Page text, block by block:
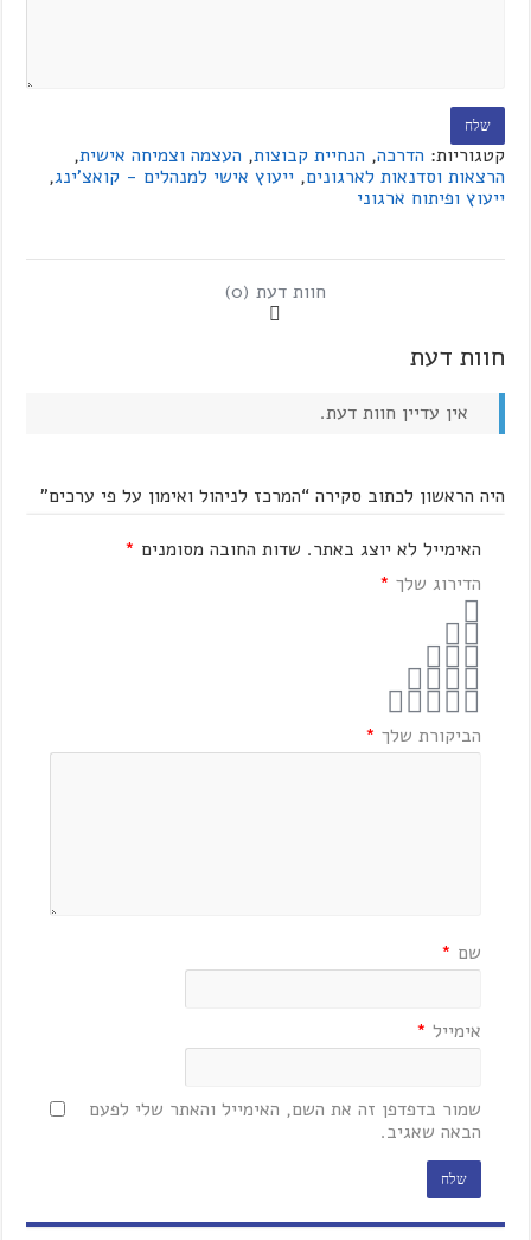
קטגוריות: הדרכה, הנחיית קבוצות, העצמה וצמיחה אישית,
הרצאות וסדנאות לארגונים, ייעוץ אישי למנהלים - קואצ'ינג,
ייעוץ ופיתוח ארגוני
חוות דעת (0)
חוות דעת
אין עדיין חוות דעת.
היה הראשון לכתוב סקירה “המרכז לניהול ואימון על פי ערכים”
האימייל לא יוצג באתר. שדות החובה מסומנים *
הדירוג שלך *
הביקורת שלך *
שם *
אימייל *
שמור בדפדפן זה את השם, האימייל והאתר שלי לפעם
הבאה שאגיב.